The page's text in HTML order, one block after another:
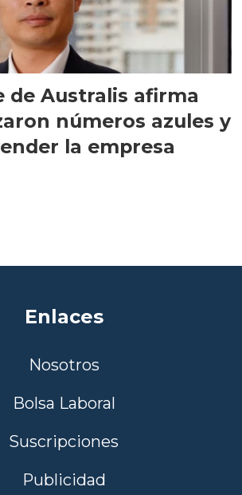
de Australis afirma
números azules y
la empresa
Enlaces
Nosotros
Bolsa Laboral
Suscripciones
Publicidad